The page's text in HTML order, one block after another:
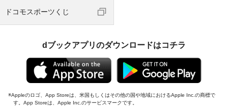
ドコモスポーツくじ
dブックアプリのダウンロードはコチラ
Appleのロゴ、App Storeは、米国もしくはその他の国や地域におけるApple Inc.の商標で
す。App Storeは、Apple Inc.のサービスマークです。